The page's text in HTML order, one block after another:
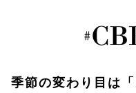
季節の変わり目は